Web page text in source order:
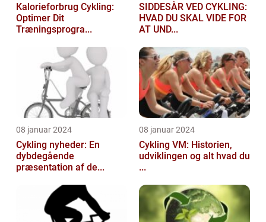
Kalorieforbrug Cykling:
Optimer Dit
Træningsprogra...
SIDDESÅR VED CYKLING:
HVAD DU SKAL VIDE FOR
AT UND...
08 januar 2024
Cykling nyheder: En
dybdegående
præsentation af de...
08 januar 2024
Cykling VM: Historien,
udviklingen og alt hvad du
...